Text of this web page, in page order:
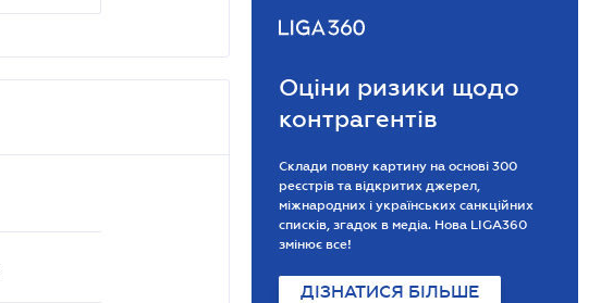
Оціни ризики щодо
контрагентів
Склади повну картину на основі 300
реєстрів та відкритих джерел,
міжнародних і українських санкційних
списків, згадок в медіа. Нова LIGA360
змінює все!
ДІЗНАТИСЯ БІЛЬШЕ